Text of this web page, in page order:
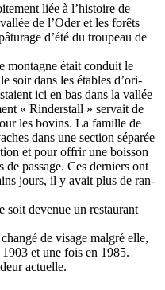
liée à l’his­toire de
de l’O­der et les forêts
d’é­té du trou­peau de
mon­tagne était conduit le
soir dans les étables d’o­ri­
ici en bas dans la val­lée
« Rin­ders­tall » ser­vait de
les bovins. La famille de
dans une sec­tion sépa­rée
et pour offrir une bois­son
pas­sage. Ces der­niers ont
jours, il y avait plus de ran­
soit deve­nue un res­tau­rant
de visage mal­gré elle,
et une fois en 1985.
actuelle.